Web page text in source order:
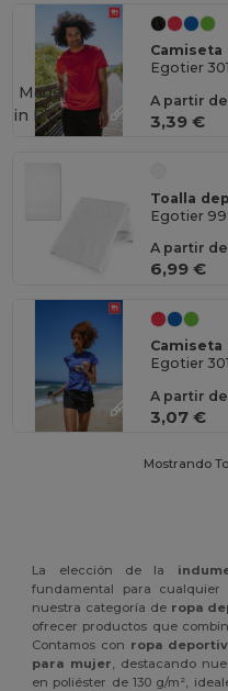
Egotier
A partir
3,39 €
Made
in PT
Toalla
Egotier
A partir
6,99 €
Egotier
A partir
3,07 €
Mostrando
La elección de la
fundamental para
nuestra categoría de ropa
ofrecer productos que
Contamos con ropa
para mujer, destacando
en poliéster de 130 g/m²,